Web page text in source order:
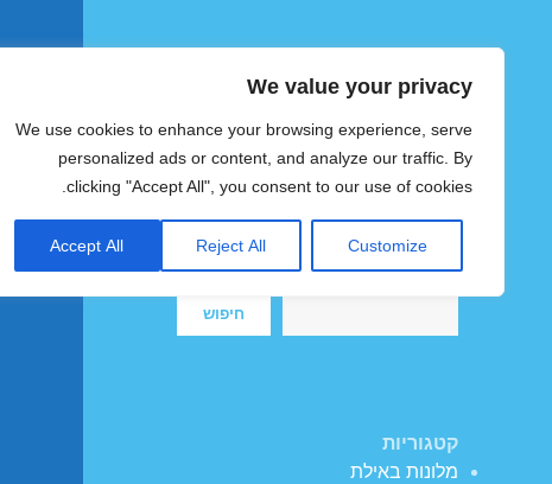
We value your privacy
We use cookies to enhance your browsing experience, serve
personalized ads or content, and analyze our traffic. By
clicking "Accept All", you consent to our use of cookies.
Customize
Reject All
Accept All
צימרים ומלונות זולים בישראל
חיפוש
חיפוש
קטגוריות
מלונות באילת